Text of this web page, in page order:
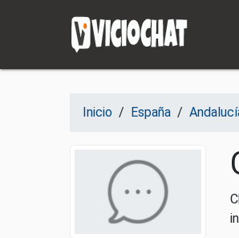
Inicio / España /